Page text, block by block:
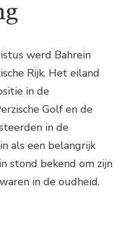
werd Bahrein
Rijk. Het eiland
in de
Golf en de
in de
als een belangrijk
stond bekend om zijn
in de oudheid.